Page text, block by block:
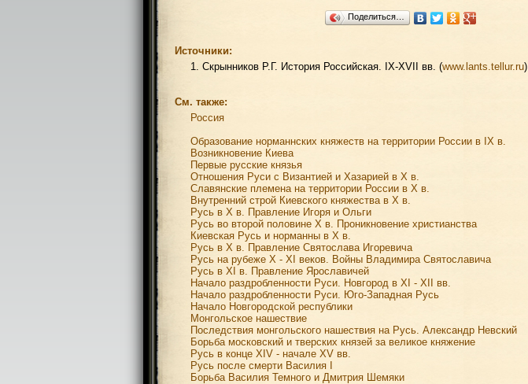
Поделиться…
Источники:
1. Скрынников Р.Г. История Российская. IX-XVII вв. (www.lants.tellur.ru)
См. также:
Россия
Образование норманнских княжеств на территории России в IX в.
Возникновение Киева
Первые русские князья
Отношения Руси с Византией и Хазарией в X в.
Славянские племена на территории России в X в.
Внутренний строй Киевского княжества в X в.
Русь в X в. Правление Игоря и Ольги
Русь во второй половине X в. Проникновение христианства
Киевская Русь и норманны в X в.
Русь в X в. Правление Святослава Игоревича
Русь на рубеже X - XI веков. Войны Владимира Святославича
Русь в XI в. Правление Ярославичей
Начало раздробленности Руси. Новгород в XI - XII вв.
Начало раздробленности Руси. Юго-Западная Русь
Начало Новгородской республики
Монгольское нашествие
Последствия монгольского нашествия на Русь. Александр Невский
Борьба московский и тверских князей за великое княжение
Русь в конце XIV - начале XV вв.
Русь после смерти Василия I
Борьба Василия Темного и Дмитрия Шемяки